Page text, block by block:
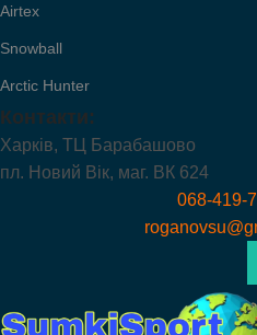
Airtex
Snowball
Arctic Hunter
Контакти:
Харків, ТЦ Барабашово
пл. Новий Вік, маг. ВК 624
068-419-